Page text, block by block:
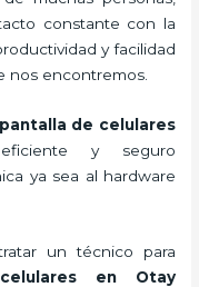
constante con la
y facilidad
nos encontremos.
pantalla de celulares
y seguro
ya sea al hardware
un técnico para
celulares
en Otay